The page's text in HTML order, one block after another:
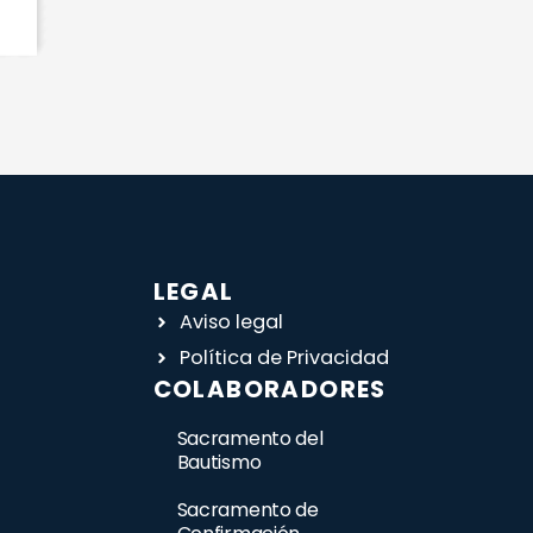
LEGAL
Aviso legal
Política de Privacidad
COLABORADORES
Sacramento del
Bautismo
Sacramento de